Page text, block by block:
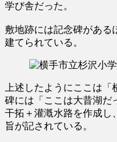
学び舎だった。
敷地跡には記念碑がある
建てられている。
上述したようにここは
碑には「ここは大昔湖だ
干拓＋灌漑水路を作成し
旨が記されている。